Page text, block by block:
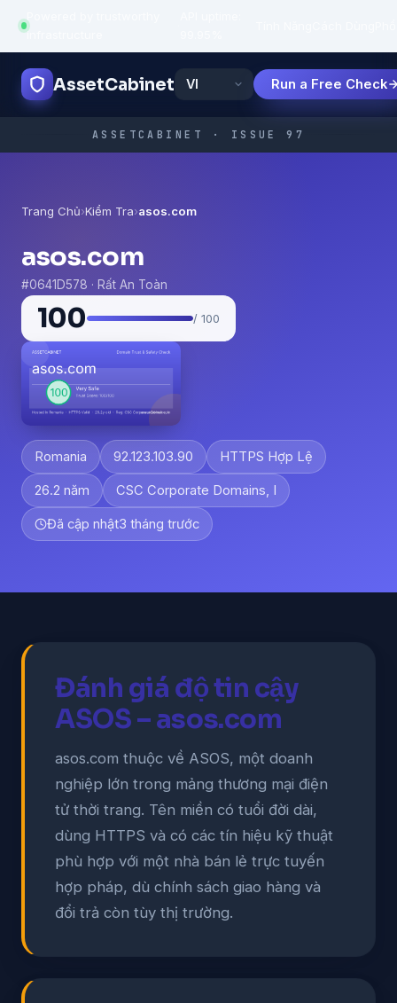
infrastructure
AssetCabinet Run a Free Check
ASSETCABINET · ISSUE 97
Trang Chủ›Kiểm Tra›asos.com
asos.com
#0641D578 · Rất An Toàn
100 / 100
Romania 92.123.103.90 HTTPS Hợp Lệ
26.2 năm CSC Corporate Domains, I
Đã cập nhật3 tháng trước
Đánh giá độ tin cậy
ASOS – asos.com
asos.com thuộc về ASOS, một doanh
nghiệp lớn trong mảng thương mại điện
tử thời trang. Tên miền có tuổi đời dài,
dùng HTTPS và có các tín hiệu kỹ thuật
phù hợp với một nhà bán lẻ trực tuyến
hợp pháp, dù chính sách giao hàng và
đổi trả còn tùy thị trường.